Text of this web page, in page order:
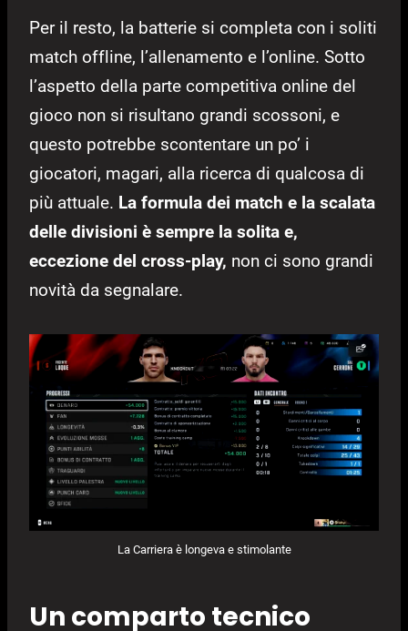
Per il resto, la batterie si completa con i soliti
match offline, l’allenamento e l’online. Sotto
l’aspetto della parte competitiva online del
gioco non si risultano grandi scossoni, e
questo potrebbe scontentare un po’ i
giocatori, magari, alla ricerca di qualcosa di
più attuale. La formula dei match e la scalata
delle divisioni è sempre la solita e,
eccezione del cross-play, non ci sono grandi
novità da segnalare.
La Carriera è longeva e stimolante
Un comparto tecnico